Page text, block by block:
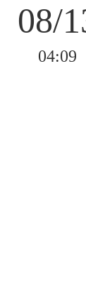
08/
04:09